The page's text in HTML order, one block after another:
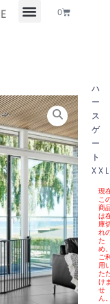
0
Cart
ハ
ー
ス
ゲ
ー
ト
現
こ
商
は
庫
れ
た
め
ご
用
た
け
せ
ん